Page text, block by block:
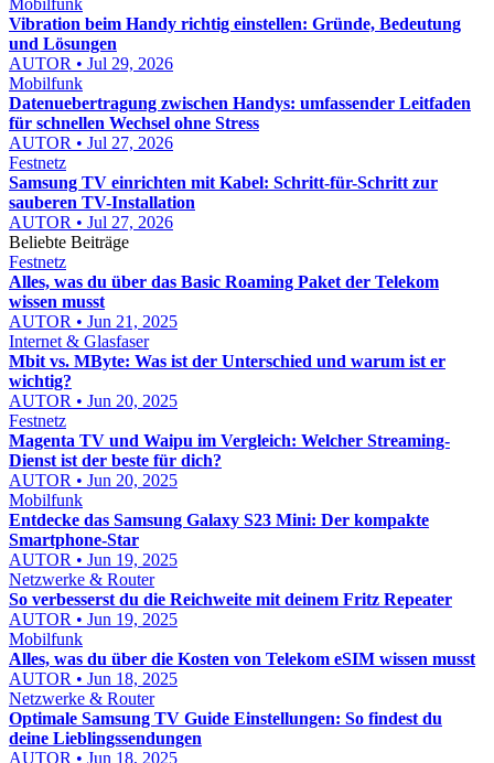
Mobilfunk
Vibration beim Handy richtig einstellen: Gründe, Bedeutung
und Lösungen
AUTOR • Jul 29, 2026
Mobilfunk
Datenuebertragung zwischen Handys: umfassender Leitfaden
für schnellen Wechsel ohne Stress
AUTOR • Jul 27, 2026
Festnetz
Samsung TV einrichten mit Kabel: Schritt-für-Schritt zur
sauberen TV-Installation
AUTOR • Jul 27, 2026
Beliebte Beiträge
Festnetz
Alles, was du über das Basic Roaming Paket der Telekom
wissen musst
AUTOR • Jun 21, 2025
Internet & Glasfaser
Mbit vs. MByte: Was ist der Unterschied und warum ist er
wichtig?
AUTOR • Jun 20, 2025
Festnetz
Magenta TV und Waipu im Vergleich: Welcher Streaming-
Dienst ist der beste für dich?
AUTOR • Jun 20, 2025
Mobilfunk
Entdecke das Samsung Galaxy S23 Mini: Der kompakte
Smartphone-Star
AUTOR • Jun 19, 2025
Netzwerke & Router
So verbesserst du die Reichweite mit deinem Fritz Repeater
AUTOR • Jun 19, 2025
Mobilfunk
Alles, was du über die Kosten von Telekom eSIM wissen musst
AUTOR • Jun 18, 2025
Netzwerke & Router
Optimale Samsung TV Guide Einstellungen: So findest du
deine Lieblingssendungen
AUTOR • Jun 18, 2025